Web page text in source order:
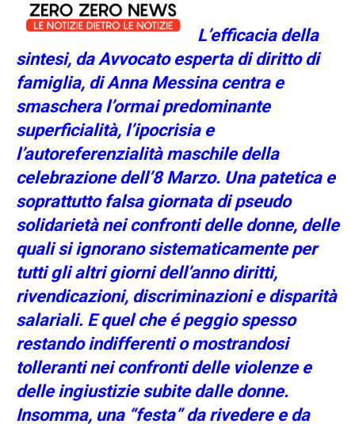
L’efficacia della
sintesi, da Avvocato esperta di diritto di
famiglia, di Anna Messina centra e
smaschera l’ormai predominante
superficialità, l’ipocrisia e
l’autoreferenzialità maschile della
celebrazione dell’8 Marzo. Una patetica e
soprattutto falsa giornata di pseudo
solidarietà nei confronti delle donne, delle
quali si ignorano sistematicamente per
tutti gli altri giorni dell’anno diritti,
rivendicazioni, discriminazioni e disparità
salariali. E quel che é peggio spesso
restando indifferenti o mostrandosi
tolleranti nei confronti delle violenze e
delle ingiustizie subite dalle donne.
Insomma, una “festa” da rivedere e da